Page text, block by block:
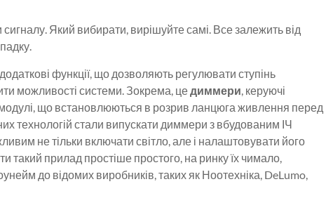
Який вибирати, вирішуйте самі. Все залежить від
додаткові функції, що дозволяють регулювати ступінь
можливості системи. Зокрема, цедиммери, керуючі
що встановлюються в розрив ланцюга живлення перед
технологій стали випускати диммери з вбудованим ІЧ
не тільки включати світло, але і налаштовувати його
такий прилад простіше простого, на ринку їх чимало,
до відомих виробників, таких як Ноотехніка, DeLumo,